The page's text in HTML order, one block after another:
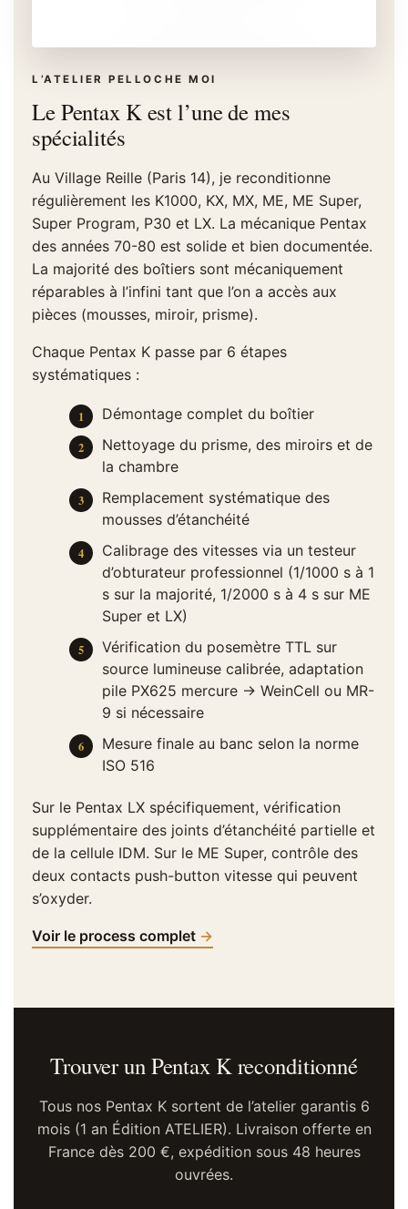
L’ATELIER PELLOCHE MOI
Le Pentax K est l’une de mes
spécialités
Au Village Reille (Paris 14), je reconditionne
régulièrement les K1000, KX, MX, ME, ME Super,
Super Program, P30 et LX. La mécanique Pentax
des années 70-80 est solide et bien documentée.
La majorité des boîtiers sont mécaniquement
réparables à l’infini tant que l’on a accès aux
pièces (mousses, miroir, prisme).
Chaque Pentax K passe par 6 étapes
systématiques :
Démontage complet du boîtier
Nettoyage du prisme, des miroirs et de
la chambre
Remplacement systématique des
mousses d’étanchéité
Calibrage des vitesses via un testeur
d’obturateur professionnel (1/1000 s à 1
s sur la majorité, 1/2000 s à 4 s sur ME
Super et LX)
Vérification du posemètre TTL sur
source lumineuse calibrée, adaptation
pile PX625 mercure → WeinCell ou MR-
9 si nécessaire
Mesure finale au banc selon la norme
ISO 516
Sur le Pentax LX spécifiquement, vérification
supplémentaire des joints d’étanchéité partielle et
de la cellule IDM. Sur le ME Super, contrôle des
deux contacts push-button vitesse qui peuvent
s’oxyder.
Voir le process complet
Trouver un Pentax K reconditionné
Tous nos Pentax K sortent de l’atelier garantis 6
mois (1 an Édition ATELIER). Livraison offerte en
France dès 200 €, expédition sous 48 heures
ouvrées.